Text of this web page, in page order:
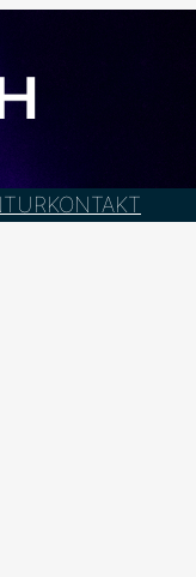
KONTAKT